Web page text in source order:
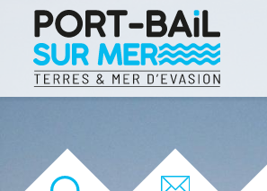
'36' / '33' / '32' / '1' / '36' / '36'